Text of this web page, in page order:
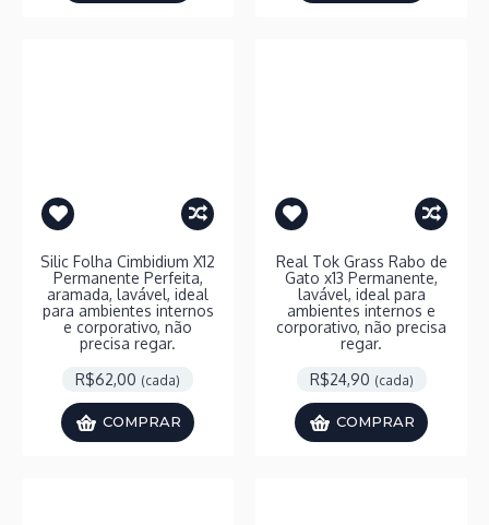
Silic Folha Cimbidium X12
Permanente Perfeita,
aramada, lavável, ideal
para ambientes internos
e corporativo, não
precisa regar.
R$62,00 (cada)
COMPRAR
Real Tok Grass Rabo de
Gato x13 Permanente,
lavável, ideal para
ambientes internos e
corporativo, não precisa
regar.
R$24,90 (cada)
COMPRAR